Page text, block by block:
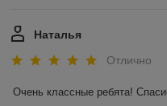
Наталья
Отлично
Очень классные ребята!